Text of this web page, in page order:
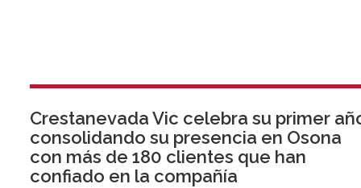
Crestanevada Vic celebra su primer
consolidando su presencia en Osona
con más de 180 clientes que han
confiado en la compañía